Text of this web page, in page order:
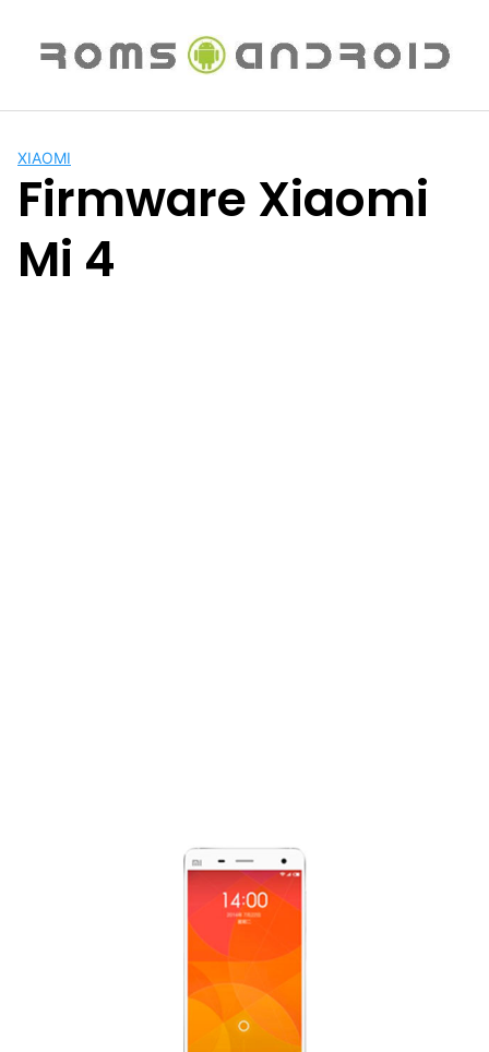
contenido
XIAOMI
Firmware Xiaomi
Mi 4